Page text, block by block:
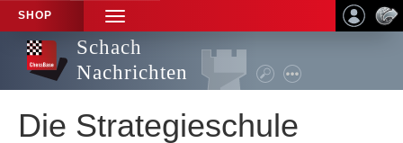
SHOP
TOGGLE
NAVIGATION
Schach
Nachrichten
Die Strategieschule